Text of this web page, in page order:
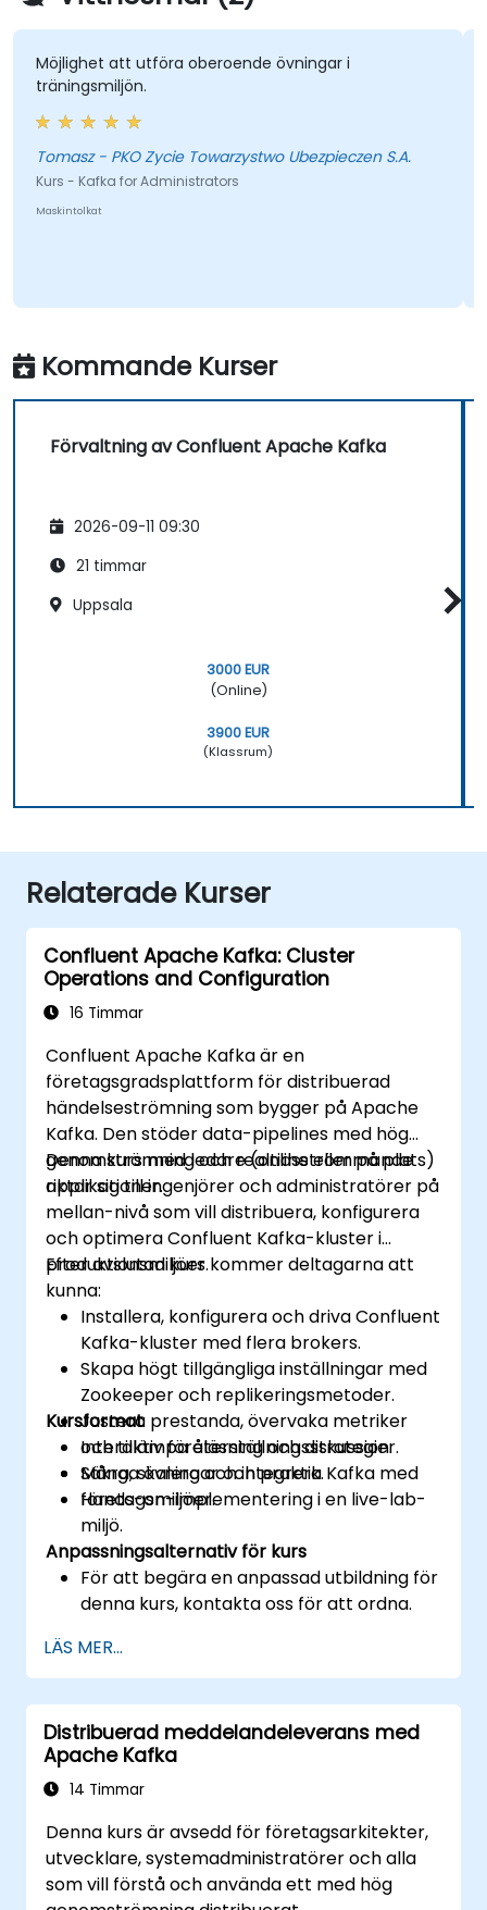
Möjlighet att utföra oberoende övningar i
träningsmiljön.
Tomasz - PKO Zycie Towarzystwo Ubezpieczen S.A.
Kurs - Kafka for Administrators
Maskintolkat
Kommande Kurser
Förvaltning av Confluent Apache Kafka
2026-09-11 09:30
21 timmar
Uppsala
3000 EUR
(Online)
3900 EUR
(Klassrum)
Relaterade Kurser
Confluent Apache Kafka: Cluster
Operations and Configuration
16 Timmar
Confluent Apache Kafka är en
företagsgradsplattform för distribuerad
händelseströmning som bygger på Apache
Kafka. Den stöder data-pipelines med hög
genomströmning och realtidsströmmande
applikationer.
Denna kurs med ledare (online eller på plats)
riktar sig till ingenjörer och administratörer på
mellan-nivå som vill distribuera, konfigurera
och optimera Confluent Kafka-kluster i
produktionsmiljöer.
Efter avslutad kurs kommer deltagarna att
kunna:
Installera, konfigurera och driva Confluent
Kafka-kluster med flera brokers.
Skapa högt tillgängliga inställningar med
Zookeeper och replikeringsmetoder.
Justera prestanda, övervaka metriker
och tillämpa återställningsstrategier.
Säkra, skalera och integrera Kafka med
företagsmiljöer.
Kursformat
Interaktiv föreläsning och diskussion.
Många övningar och praktik.
Hands-on-implementering i en live-lab-
miljö.
Anpassningsalternativ för kurs
För att begära en anpassad utbildning för
denna kurs, kontakta oss för att ordna.
LÄS MER...
Distribuerad meddelandeleverans med
Apache Kafka
14 Timmar
Denna kurs är avsedd för företagsarkitekter,
utvecklare, systemadministratörer och alla
som vill förstå och använda ett med hög